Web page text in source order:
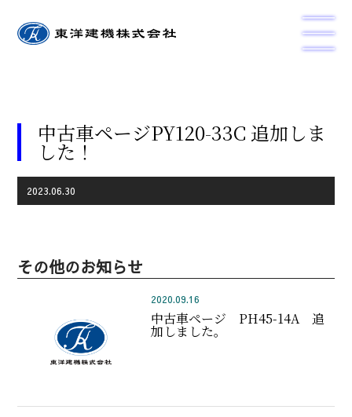
中古車ページPY120-33C 追加しま
した！
2023.06.30
その他のお知らせ
2020.09.16
中古車ページ PH45-14A 追
加しました。